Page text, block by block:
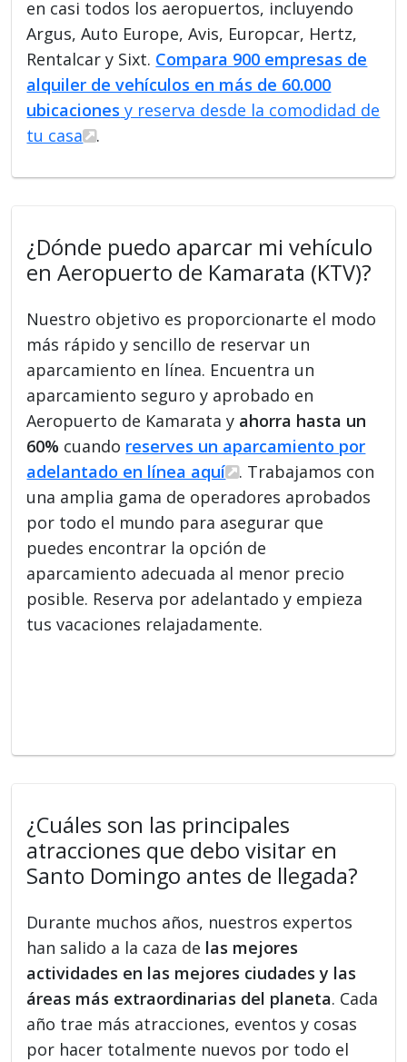
en casi todos los aeropuertos, incluyendo
Argus, Auto Europe, Avis, Europcar, Hertz,
Rentalcar y Sixt. Compara 900 empresas de
alquiler de vehículos en más de 60.000
ubicaciones y reserva desde la comodidad de
tu casa
.
¿Dónde puedo aparcar mi vehículo
en Aeropuerto de Kamarata (KTV)?
Nuestro objetivo es proporcionarte el modo
más rápido y sencillo de reservar un
aparcamiento en línea. Encuentra un
aparcamiento seguro y aprobado en
Aeropuerto de Kamarata y ahorra hasta un
60% cuando reserves un aparcamiento por
adelantado en línea aquí
. Trabajamos con
una amplia gama de operadores aprobados
por todo el mundo para asegurar que
puedes encontrar la opción de
aparcamiento adecuada al menor precio
posible. Reserva por adelantado y empieza
tus vacaciones relajadamente.
¿Cuáles son las principales
atracciones que debo visitar en
Santo Domingo antes de llegada?
Durante muchos años, nuestros expertos
han salido a la caza de las mejores
actividades en las mejores ciudades y las
áreas más extraordinarias del planeta. Cada
año trae más atracciones, eventos y cosas
por hacer totalmente nuevos por todo el